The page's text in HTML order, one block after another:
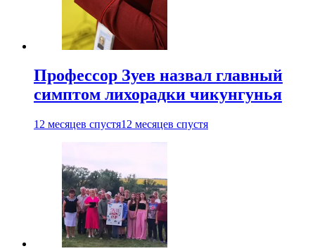
Профессор Зуев назвал главный
симптом лихорадки чикунгунья
12 месяцев спустя12 месяцев спустя